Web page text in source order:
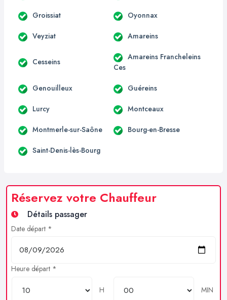
Groissiat Oyonnax
Veyziat Amareins
Cesseins
Amareins Francheleins
Ces
Genouilleux Guéreins
Lurcy Montceaux
Montmerle-sur-Saône Bourg-en-Bresse
Saint-Denis-lès-Bourg
Réservez votre Chauffeur
Détails passager
Date départ *
Heure départ *
H MIN